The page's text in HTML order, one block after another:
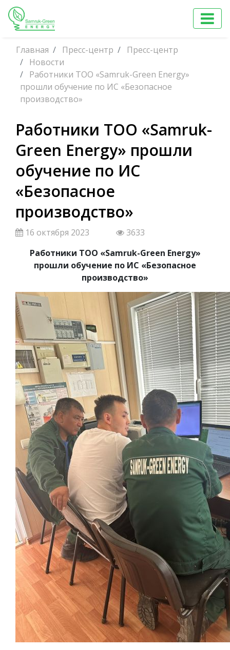
Главная Пресс-центр
Пресс-центр
Новости
Работники ТОО «Samruk-Green Energy»
прошли обучение по ИС «Безопасное
производство»
Работники ТОО «Samruk-
Green Energy» прошли
обучение по ИС
«Безопасное
производство»
16 октября 2023
3633
Работники ТОО «Samruk-Green Energy»
прошли обучение по ИС «Безопасное
производство»